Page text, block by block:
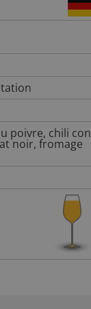
poivre, chili con
noir, fromage